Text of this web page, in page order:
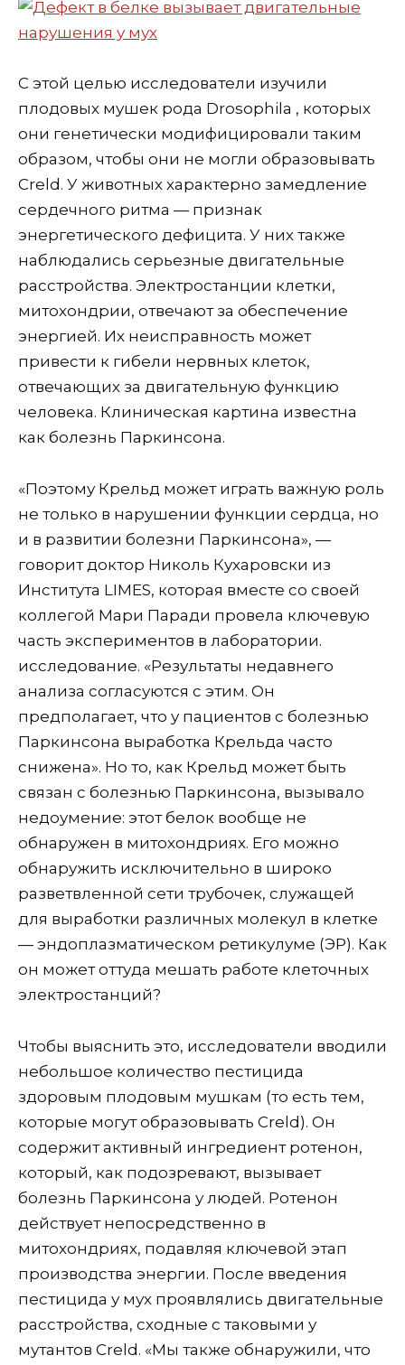
С этой целью исследователи изучили
плодовых мушек рода Drosophila , которых
они генетически модифицировали таким
образом, чтобы они не могли образовывать
Creld. У животных характерно замедление
сердечного ритма — признак
энергетического дефицита. У них также
наблюдались серьезные двигательные
расстройства. Электростанции клетки,
митохондрии, отвечают за обеспечение
энергией. Их неисправность может
привести к гибели нервных клеток,
отвечающих за двигательную функцию
человека. Клиническая картина известна
как болезнь Паркинсона.
«Поэтому Крельд может играть важную роль
не только в нарушении функции сердца, но
и в развитии болезни Паркинсона», —
говорит доктор Николь Кухаровски из
Института LIMES, которая вместе со своей
коллегой Мари Паради провела ключевую
часть экспериментов в лаборатории.
исследование. «Результаты недавнего
анализа согласуются с этим. Он
предполагает, что у пациентов с болезнью
Паркинсона выработка Крельда часто
снижена». Но то, как Крельд может быть
связан с болезнью Паркинсона, вызывало
недоумение: этот белок вообще не
обнаружен в митохондриях. Его можно
обнаружить исключительно в широко
разветвленной сети трубочек, служащей
для выработки различных молекул в клетке
— эндоплазматическом ретикулуме (ЭР). Как
он может оттуда мешать работе клеточных
электростанций?
Чтобы выяснить это, исследователи вводили
небольшое количество пестицида
здоровым плодовым мушкам (то есть тем,
которые могут образовывать Creld). Он
содержит активный ингредиент ротенон,
который, как подозревают, вызывает
болезнь Паркинсона у людей. Ротенон
действует непосредственно в
митохондриях, подавляя ключевой этап
производства энергии. После введения
пестицида у мух проявлялись двигательные
расстройства, сходные с таковыми у
мутантов Creld. «Мы также обнаружили, что